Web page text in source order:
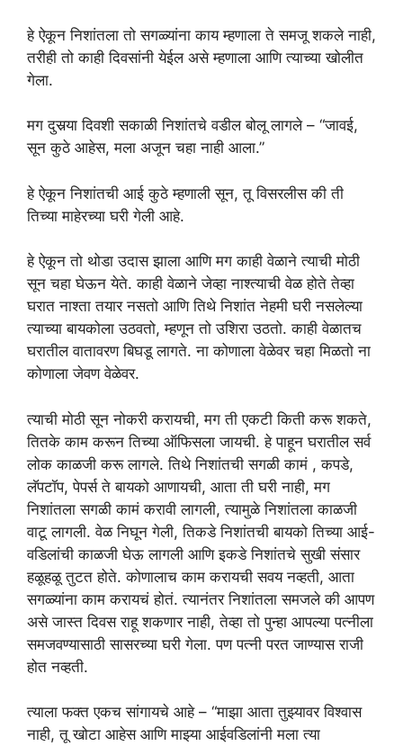
हे ऐकून निशांतला तो सगळ्यांना काय म्हणाला ते समजू शकले नाही,
तरीही तो काही दिवसांनी येईल असे म्हणाला आणि त्याच्या खोलीत
गेला.
मग दुसर्‍या दिवशी सकाळी निशांतचे वडील बोलू लागले – “जावई,
सून कुठे आहेस, मला अजून चहा नाही आला.”
हे ऐकून निशांतची आई कुठे म्हणाली सून, तू विसरलीस की ती
तिच्या माहेरच्या घरी गेली आहे.
हे ऐकून तो थोडा उदास झाला आणि मग काही वेळाने त्याची मोठी
सून चहा घेऊन येते. काही वेळाने जेव्हा नाश्त्याची वेळ होते तेव्हा
घरात नाश्ता तयार नसतो आणि तिथे निशांत नेहमी घरी नसलेल्या
त्याच्या बायकोला उठवतो, म्हणून तो उशिरा उठतो. काही वेळातच
घरातील वातावरण बिघडू लागते. ना कोणाला वेळेवर चहा मिळतो ना
कोणाला जेवण वेळेवर.
त्याची मोठी सून नोकरी करायची, मग ती एकटी किती करू शकते,
तितके काम करून तिच्या ऑफिसला जायची. हे पाहून घरातील सर्व
लोक काळजी करू लागले. तिथे निशांतची सगळी कामं , कपडे,
लॅपटॉप, पेपर्स ते बायको आणायची, आता ती घरी नाही, मग
निशांतला सगळी कामं करावी लागली, त्यामुळे निशांतला काळजी
वाटू लागली. वेळ निघून गेली, तिकडे निशांतची बायको तिच्या आई-
वडिलांची काळजी घेऊ लागली आणि इकडे निशांतचे सुखी संसार
हळूहळू तुटत होते. कोणालाच काम करायची सवय नव्हती, आता
सगळ्यांना काम करायचं होतं. त्यानंतर निशांतला समजले की आपण
असे जास्त दिवस राहू शकणार नाही, तेव्हा तो पुन्हा आपल्या पत्नीला
समजवण्यासाठी सासरच्या घरी गेला. पण पत्नी परत जाण्यास राजी
होत नव्हती.
त्याला फक्त एकच सांगायचे आहे – “माझा आता तुझ्यावर विश्वास
नाही, तू खोटा आहेस आणि माझ्या आईवडिलांनी मला त्या